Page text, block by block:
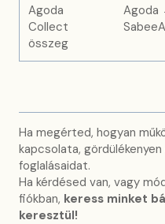
Agoda
Collect
összeg
Agoda
Ha megérted, hogyan
kapcsolata,
foglalásaidat.
Ha kérdésed van, vagy
fiókban, keress minket
keresztül!